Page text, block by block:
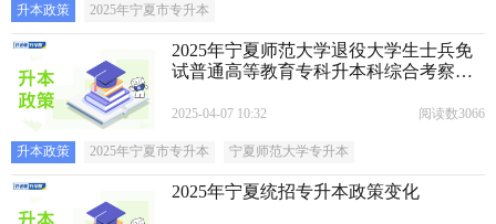
升本政策 ​2025年宁夏市专升本
2025年宁夏师范大学退役大学生士兵免
试普通高等教育专科升本科综合考察办
2025-04-07 10:32 阅读数3066
升本政策 ​2025年宁夏市专升本 宁夏师范大学专升本
2025年宁夏统招专升本政策变化